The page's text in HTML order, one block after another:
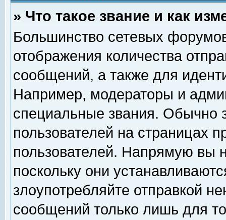
» Что такое звание и как
Большинство сетевых
отображения количества
сообщений, а также для
Например, модераторы и
специальные звания. Обычно
пользователей на страницах
пользователей. Напрямую вы
поскольку они
злоупотребляйте отправкой
сообщений только лишь для